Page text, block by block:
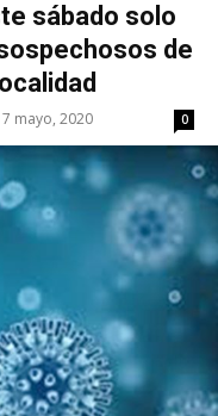
sábado solo
de
mayo, 2020 0